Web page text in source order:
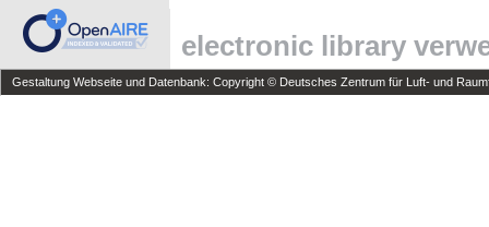
electronic library
Gestaltung Webseite und Datenbank: Copyright © Deutsches Zentrum für Luft- und